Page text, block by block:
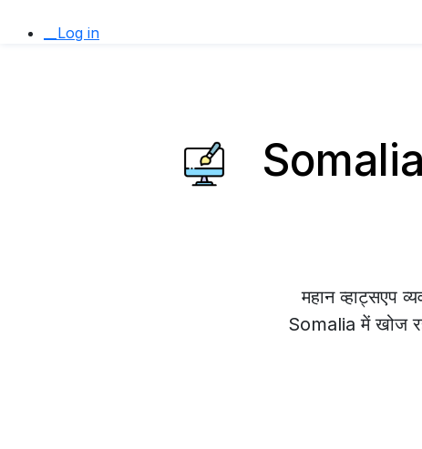
__Log in
महान व्हाट्सएप
Somalia में खोज